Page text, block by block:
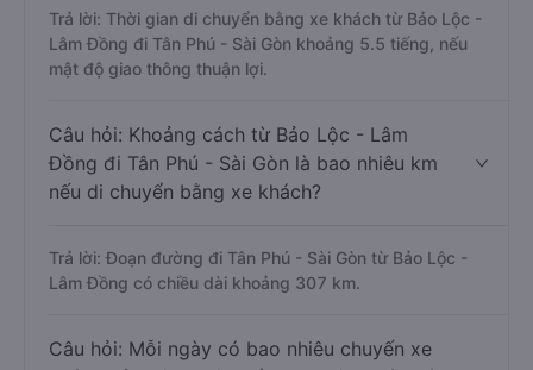
Trả lời: Thời gian di chuyển bằng xe khách từ Bảo Lộc -
Lâm Đồng đi Tân Phú - Sài Gòn khoảng 5.5 tiếng, nếu
mật độ giao thông thuận lợi.
Câu hỏi: Khoảng cách từ Bảo Lộc - Lâm
Đồng đi Tân Phú - Sài Gòn là bao nhiêu km
nếu di chuyển bằng xe khách?
Trả lời: Đoạn đường đi Tân Phú - Sài Gòn từ Bảo Lộc -
Lâm Đồng có chiều dài khoảng 307 km.
Câu hỏi: Mỗi ngày có bao nhiêu chuyến xe